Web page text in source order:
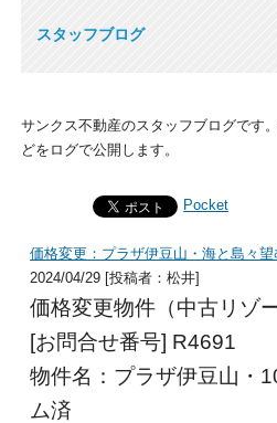
スタッフブログ
サンクス不動産のスタッフブログです
どをログで公開します。
Pocket
価格変更：プラザ伊豆山・海と島々
2024/04/29 [投稿者：松井]
価格変更物件（中古リゾ
[お問合せ番号] R4691
物件名：プラザ伊豆山・
ム済